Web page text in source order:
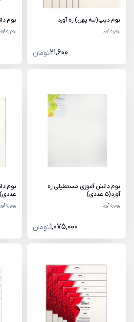
بوم دیپ(لبه پهن) ره آورد
بوم ره آورد
21,600تومان
بوم
بوم ره
بوم دانش آموزی مستطیلی ره
آورد(5 عددی)
بوم ره آورد
1,075,000تومان
عددی)
بوم ره